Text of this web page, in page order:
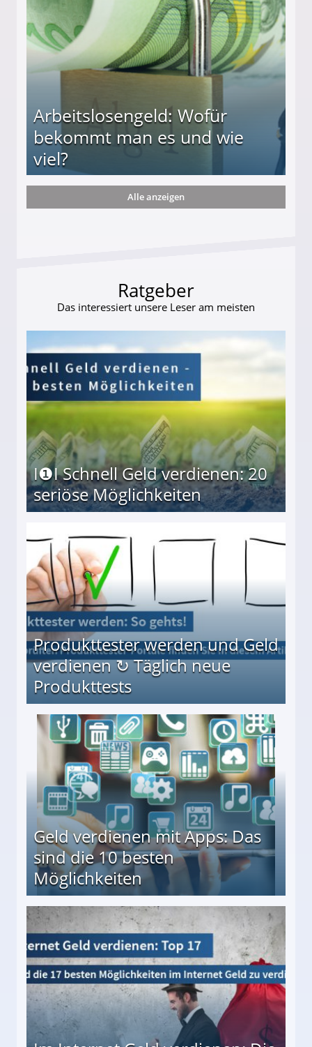
Arbeitslosengeld: Wofür
bekommt man es und wie
viel?
und wie viel?
Alle anzeigen
Ratgeber
Das interessiert unsere Leser am meisten
I❶I Schnell Geld verdienen: 20
seriöse Möglichkeiten
Produkttester werden und Geld
verdienen ↻ Täglich neue
Produkttests
↻ Täglich neue Produkttests
Geld verdienen mit Apps: Das
sind die 10 besten
Möglichkeiten
besten Möglichkeiten